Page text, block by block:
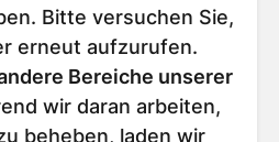
Bitte versuchen Sie,
erneut aufzurufen.
Bereiche unserer
wir daran arbeiten,
beheben, laden wir